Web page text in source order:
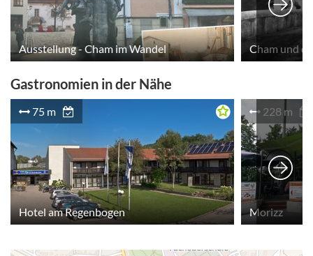
Ausstellung - Cham im Wandel Cham und
Gastronomien in der Nähe
75 m
Hotel am Regenbogen
228 m
Morizz